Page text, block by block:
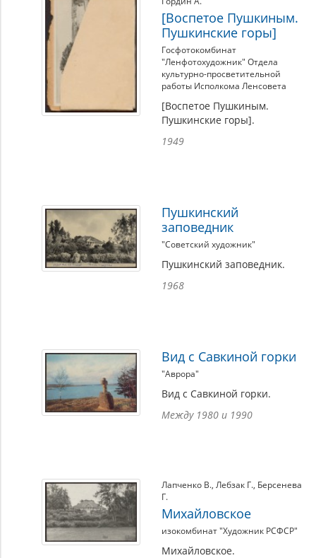
[Воспетое Пушкиным.
Пушкинские горы]
Госфотокомбинат
"Ленфотохудожник" Отдела
культурно-просветительной
работы Исполкома Ленсовета
[Воспетое Пушкиным.
Пушкинские горы].
1949
Пушкинский
заповедник
"Советский художник"
Пушкинский заповедник.
1968
Вид с Савкиной горки
"Аврора"
Вид с Савкиной горки.
Между 1980 и 1990
Лапченко В.,Лебзак Г., Берсенева
Г.
Михайловское
изокомбинат "Художник РСФСР"
Михайловское.